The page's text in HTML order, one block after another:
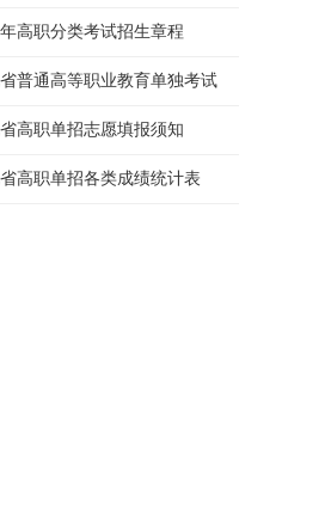
高职分类考试招生章程
普通高等职业教育单独考试
高职单招志愿填报须知
高职单招各类成绩统计表